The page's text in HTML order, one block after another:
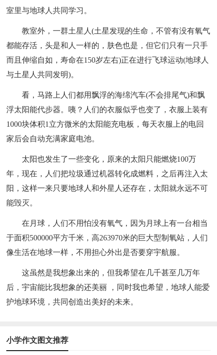
室里与地球人共同学习。
教室外，一群土星人(土星发现的生命，不管有没有氧气
都能存活，头是和人一样的，肤色也是，但它们只有一只手
而且伸缩自如，寿命在150岁左右)正在进行飞球运动(地球人
与土星人共同发明)。
看，马路上人们都用飘浮的海绵汽车(不会排尾气)和飘
浮太阳能代步器。咦？人们的衣服似乎也变了，衣服上装有
1000块体积1立方微米的太阳能充电板，每天衣服上的电回
家后会自动充满家庭电池。
太阳也发生了一些变化，原来的太阳只能燃烧100万
年，现在，人们把垃圾通过机器转化成燃料，之后再注入太
阳，这样一来只要地球人和外星人还存在，太阳就永远不可
能毁灭。
在月球，人们不用怕没有氧气，因为月球上有一台相当
于面积500000平方千米，高263970米的巨大型制氧站，人们
像生活在地球一样，不用担心外出是否要穿宇航服。
这虽然是我想象出来的，但我希望在几千甚至几万年
后，宇宙能比我想象的还美丽 ，同时我也希望，地球人能爱
护地球环境，共同创造出美好的未来。
小学作文图文推荐